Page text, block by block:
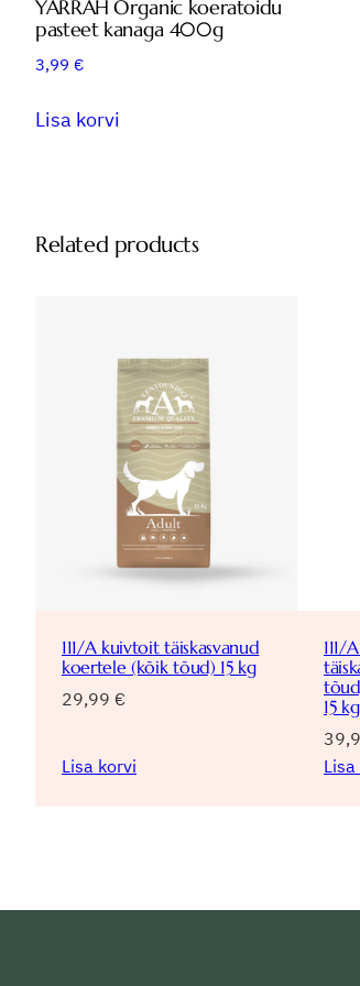
YARRAH Organic koeratoidu
pasteet kanaga 400g
3,99 €
Lisa korvi
Related products
111/A kuivtoit täiskasvanud
koertele (kõik tõud) 15 kg
29,99 €
Lisa korvi
15 kg